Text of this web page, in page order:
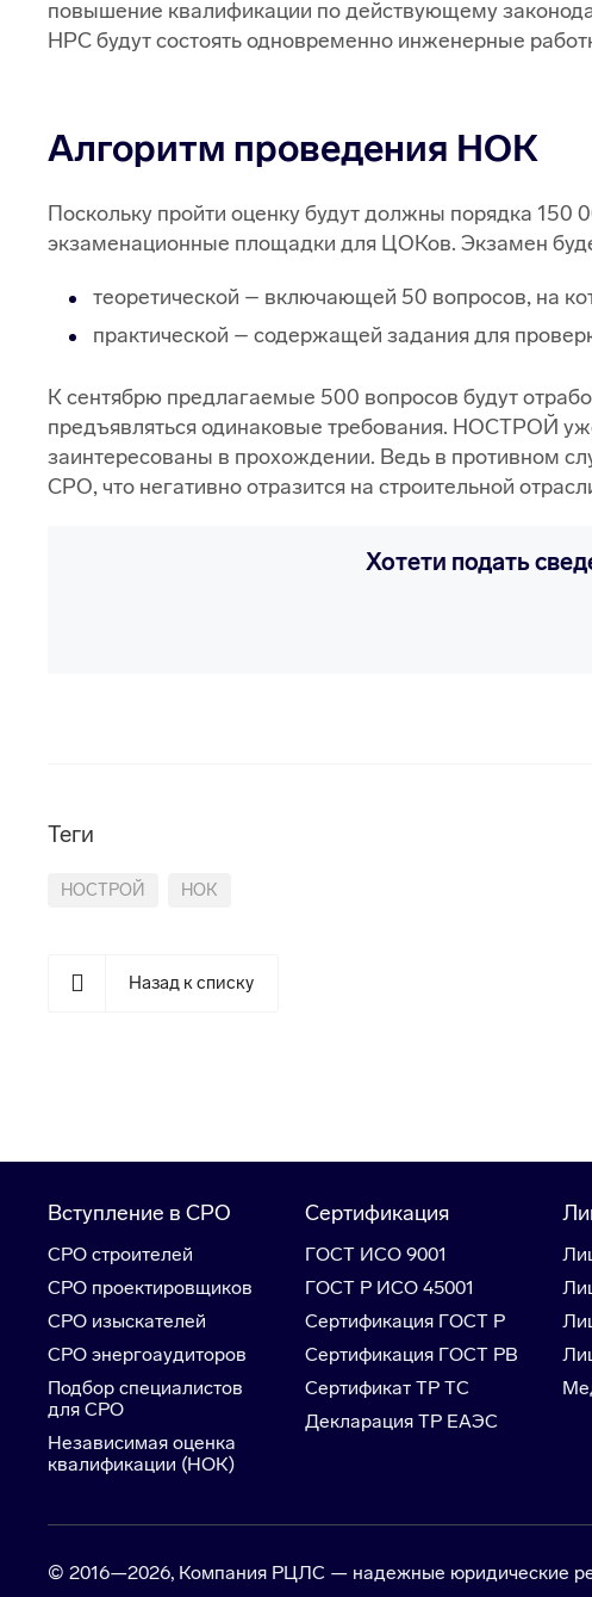
повышение квалификации по действующему
НРС будут состоять одновременно инженерные
Алгоритм проведения НОК
Поскольку пройти оценку будут должны порядка
экзаменационные площадки для ЦОКов. Экзамен
теоретической – включающей 50 вопросов, на
практической – содержащей задания для
К сентябрю предлагаемые 500 вопросов будут
предъявляться одинаковые требования. НОСТРОЙ
заинтересованы в прохождении. Ведь в противном
СРО, что негативно отразится на строительной
Хотети подать
Теги
НОСТРОЙ НОК
Назад к списку
Вступление в СРО
СРО строителей
СРО проектировщиков
СРО изыскателей
СРО энергоаудиторов
Подбор специалистов
для СРО
Независимая оценка
квалификации (НОК)
Сертификация
ГОСТ ИСО 9001
ГОСТ Р ИСО 45001
Сертификация ГОСТ Р
Сертификация ГОСТ РВ
Сертификат ТР ТС
Декларация ТР ЕАЭС
© 2016—2026, Компания РЦЛС — надежные юридические